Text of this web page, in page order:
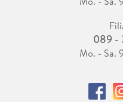
089 -
Mo. - Sa.